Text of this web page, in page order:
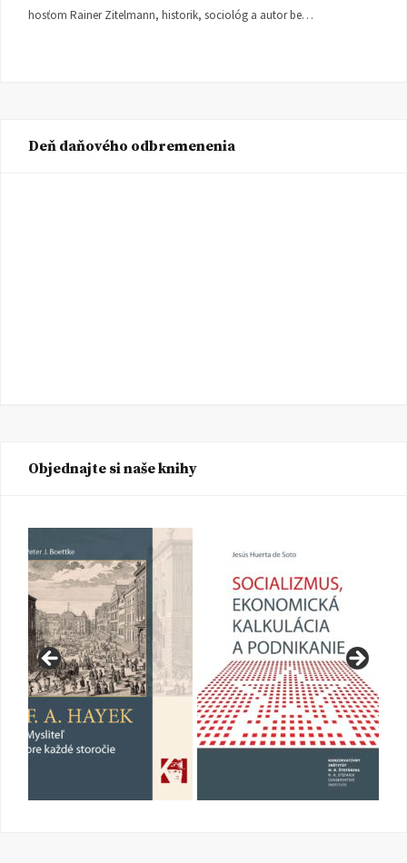
hosťom Rainer Zitelmann, historik, sociológ a autor be…
Deň daňového odbremenenia
Objednajte si naše knihy